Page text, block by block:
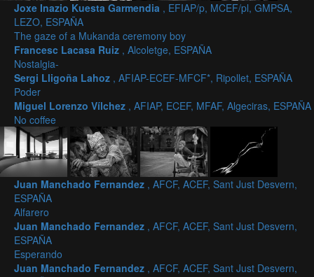
Joxe Inazio Kuesta Garmendia , EFIAP/p, MCEF/pl, GMPSA,
LEZO, ESPAÑA
The gaze of a Mukanda ceremony boy
Francesc Lacasa Ruiz , Alcoletge, ESPAÑA
Nostalgia-
Sergi Lligoña Lahoz , AFIAP-ECEF-MFCF*, Ripollet, ESPAÑA
Poder
Miguel Lorenzo Vílchez , AFIAP, ECEF, MFAF, Algeciras, ESPAÑA
No coffee
Juan Manchado Fernandez , AFCF, ACEF, Sant Just Desvern,
ESPAÑA
Alfarero
Juan Manchado Fernandez , AFCF, ACEF, Sant Just Desvern,
ESPAÑA
Esperando
Juan Manchado Fernandez , AFCF, ACEF, Sant Just Desvern,